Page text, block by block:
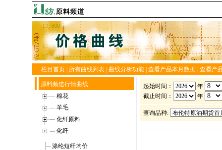
栏目首页 所有曲线列表 曲线分析功能 查看产品本月数据 查看产
原料频道行情曲线
棉花
羊毛
化纤原料
化纤
涤纶短纤均价